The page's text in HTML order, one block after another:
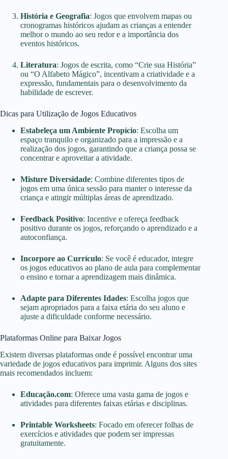
História e Geografia: Jogos que envolvem mapas ou
cronogramas históricos ajudam as crianças a entender
melhor o mundo ao seu redor e a importância dos
eventos históricos.
Literatura: Jogos de escrita, como “Crie sua História”
ou “O Alfabeto Mágico”, incentivam a criatividade e a
expressão, fundamentais para o desenvolvimento da
habilidade de escrever.
Dicas para Utilização de Jogos Educativos
Estabeleça um Ambiente Propício: Escolha um
espaço tranquilo e organizado para a impressão e a
realização dos jogos, garantindo que a criança possa se
concentrar e aproveitar a atividade.
Misture Diversidade: Combine diferentes tipos de
jogos em uma única sessão para manter o interesse da
criança e atingir múltiplas áreas de aprendizado.
Feedback Positivo: Incentive e ofereça feedback
positivo durante os jogos, reforçando o aprendizado e a
autoconfiança.
Incorpore ao Currículo: Se você é educador, integre
os jogos educativos ao plano de aula para complementar
o ensino e tornar a aprendizagem mais dinâmica.
Adapte para Diferentes Idades: Escolha jogos que
sejam apropriados para a faixa etária do seu aluno e
ajuste a dificuldade conforme necessário.
Plataformas Online para Baixar Jogos
Existem diversas plataformas onde é possível encontrar uma
variedade de jogos educativos para imprimir. Alguns dos sites
mais recomendados incluem:
Educação.com: Oferece uma vasta gama de jogos e
atividades para diferentes faixas etárias e disciplinas.
Printable Worksheets: Focado em oferecer folhas de
exercícios e atividades que podem ser impressas
gratuitamente.